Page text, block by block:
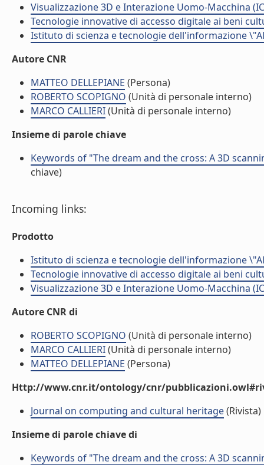
Visualizzazione 3D e Interazione Uomo-Macchina
Tecnologie innovative di accesso digitale ai beni
Istituto di scienza e tecnologie dell'informazione
Autore CNR
MATTEO DELLEPIANE (Persona)
ROBERTO SCOPIGNO (Unità di personale interno)
MARCO CALLIERI(Unità di personale interno)
Insieme di parole chiave
Keywords of "The dream and the cross: A 3D
chiave)
Incoming links:
Prodotto
Istituto di scienza e tecnologie dell'informazione
Tecnologie innovative di accesso digitale ai beni
Visualizzazione 3D e Interazione Uomo-Macchina
Autore CNR di
ROBERTO SCOPIGNO (Unità di personale interno)
MARCO CALLIERI(Unità di personale interno)
MATTEO DELLEPIANE (Persona)
Http://www.cnr.it/ontology/cnr/
Journal on computing and cultural heritage(Rivista)
Insieme di parole chiave di
Keywords of "The dream and the cross: A 3D